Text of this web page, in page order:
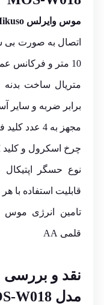
موس وایرلس Mikuso مدل MOS-W018
10 متر و فرکانس عملکرد 2.4 گیگاهرتز
برابر ضربه و سایر
مجهز به 4
چرخ اسکرول و کلید
قابلیت استفاده با
تامین انرژی موس
قلمی AA
نقد و
مدل